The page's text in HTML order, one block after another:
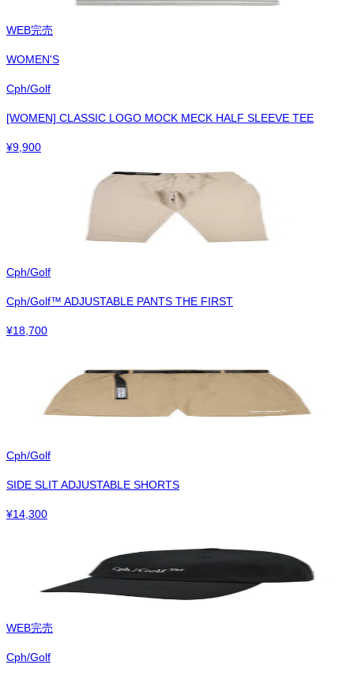
WEB完売
WOMEN'S
Cph/Golf
[WOMEN] CLASSIC LOGO MOCK MECK HALF SLEEVE TEE
¥9,900
Cph/Golf
Cph/Golf™︎ ADJUSTABLE PANTS THE FIRST
¥18,700
Cph/Golf
SIDE SLIT ADJUSTABLE SHORTS
¥14,300
WEB完売
Cph/Golf